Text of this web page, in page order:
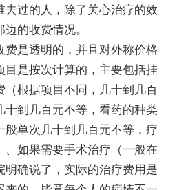
去过的人，除了关心治疗的效
的收费情况。
费是透明的，并且对外称价格
目是按次计算的，主要包括挂
（根据项目不同，几十到几百
十到几百元不等，看药的种类
般单次几十到几百元不等，疗
、如果需要手术治疗（一般在
明确说了，实际的治疗费用是